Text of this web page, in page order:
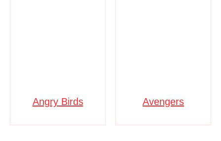
Angry Birds Avengers